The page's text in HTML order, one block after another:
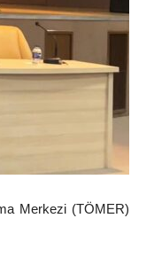
Merkezi (TÖMER)